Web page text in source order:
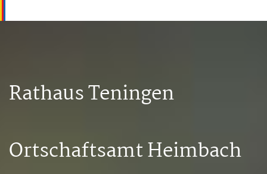
Rathaus Teningen
Ortschaftsamt Heimbach